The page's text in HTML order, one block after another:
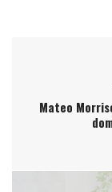
Mateo